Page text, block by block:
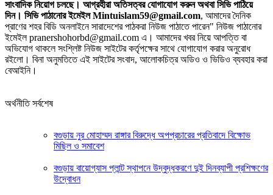
সাংবাদিক নিয়োগ চলছে। আগ্রহীরা অতিসত্বর যোগাযোগ করুন অথবা সিভি পাঠিয়ে
দিন। সিভি পাঠানোর ইমেইল Mintuislam59@gmail.com, আমাদের দৈনিক
প্রাণের শহর বিডি অনলাইনে সারাদেশের পাঠকরা নিউজ পাঠাতে পারেন" নিউজ পাঠানোর
ইমেইল pranershohorbd@gmail.com এ। আমাদের খবর নিয়ে আপত্তি বা
অভিযোগ থাকলে সংশ্লিষ্ট নিউজ সাইটের কর্তৃপক্ষের সাথে যোগাযোগ করার অনুরোধ
রইলো। বিনা অনুমতিতে এই সাইটের সংবাদ, আলোকচিত্র অডিও ও ভিডিও ব্যবহার করা
বেআইনি।
অর্থনীতি সর্বশেষ
বগুড়ায় নুর মোহাম্মদ রাঙ্গার বিরুদ্ধে অপপ্রচারের প্রতিবাদে বিক্ষোভ
মিছিল ও সমাবেশ
বগুড়ায় বায়োগ্যাস প্লান্ট স্থাপনে উদ্বুদ্ধকরণে দুই দিনব্যাপী প্রশিক্ষণের
উদ্বোধন